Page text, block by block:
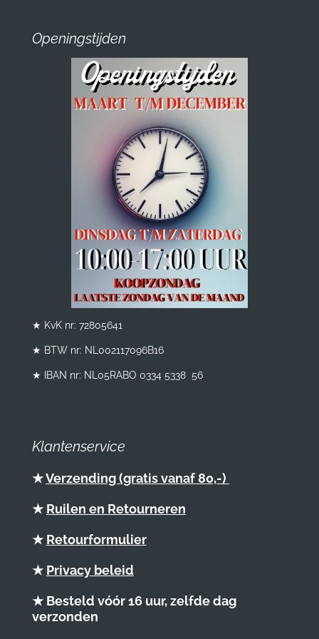
Openingstijden
★ KvK nr: 72805641
★ BTW nr: NL002117096B16
★ IBAN nr: NL05RABO 0334 5338 56
Klantenservice
★Verzending (gratis vanaf 80,-)
★ Ruilen en Retourneren
★ Retourformulier
★ Privacy beleid
★ Besteld vóór 16 uur, zelfde dag
verzonden